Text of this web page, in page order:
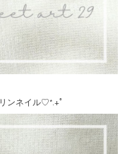
ンネイル♡*.+ﾟ